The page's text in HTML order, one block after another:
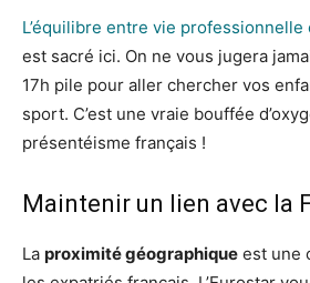
L’équilibre entre vie
est sacré ici. On ne vous jugera
17h pile pour aller chercher vos
sport. C’est une vraie bouffée
présentéisme français !
Maintenir un lien avec la
La proximité géographique est une